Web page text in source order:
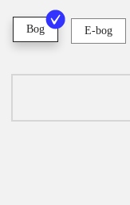
Bog E-bog